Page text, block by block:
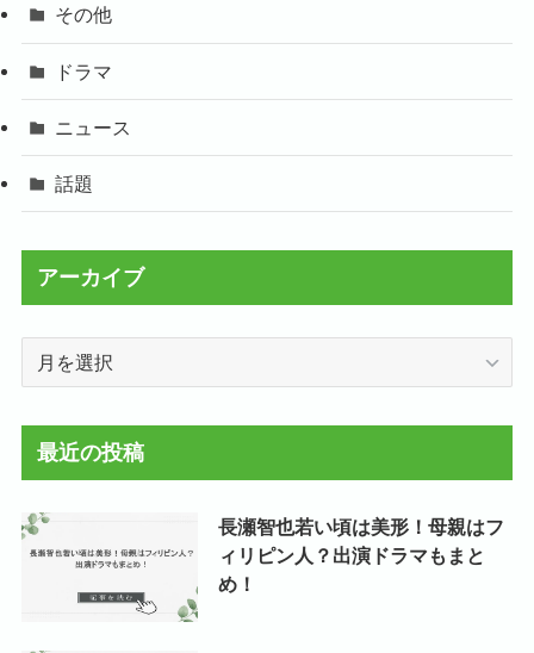
その他
ドラマ
ニュース
話題
アーカイブ
最近の投稿
長瀬智也若い頃は美形！母親はフ
ィリピン人？出演ドラマもまと
め！